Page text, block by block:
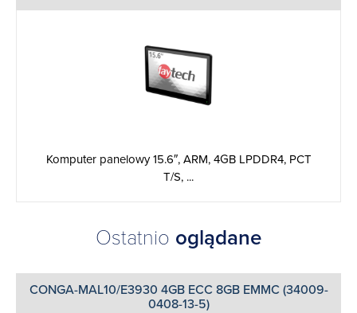
Komputer panelowy 15.6″, ARM, 4GB LPDDR4, PCT
T/S, ...
Ostatnio oglądane
CONGA-MAL10/E3930 4GB ECC 8GB EMMC (34009-
0408-13-5)